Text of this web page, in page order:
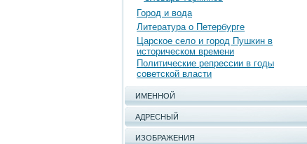
Город и вода
Литература о Петербурге
Царское село и город Пушкин в
историческом времени
Политические репрессии в годы
советской власти
ИМЕННОЙ
АДРЕСНЫЙ
ИЗОБРАЖЕНИЯ